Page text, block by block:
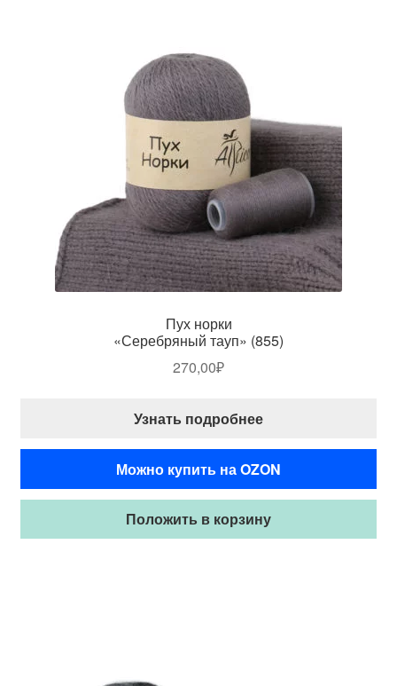
Пух норки
«Серебряный тауп» (855)
270,00₽
Узнать подробнее
Можно купить на OZON
Положить в корзину